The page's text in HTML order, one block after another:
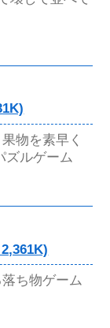
物を素早く
ズルゲーム
ち物ゲーム